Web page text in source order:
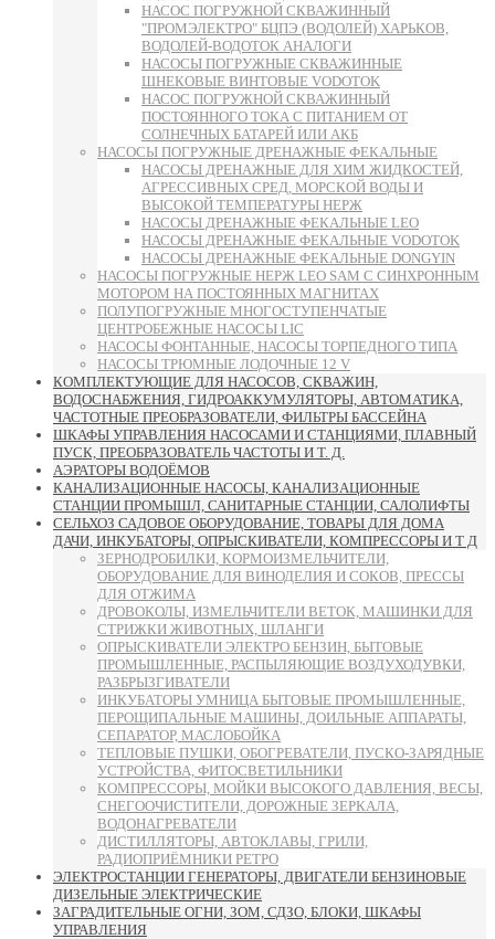
НАСОС ПОГРУЖНОЙ СКВАЖИННЫЙ
"ПРОМЭЛЕКТРО" БЦПЭ (ВОДОЛЕЙ) ХАРЬКОВ,
ВОДОЛЕЙ-ВОДОТОК АНАЛОГИ
НАСОСЫ ПОГРУЖНЫЕ СКВАЖИННЫЕ
ШНЕКОВЫЕ ВИНТОВЫЕ VODOTOK
НАСОС ПОГРУЖНОЙ СКВАЖИННЫЙ
ПОСТОЯННОГО ТОКА С ПИТАНИЕМ ОТ
СОЛНЕЧНЫХ БАТАРЕЙ ИЛИ АКБ
НАСОСЫ ПОГРУЖНЫЕ ДРЕНАЖНЫЕ ФЕКАЛЬНЫЕ
НАСОСЫ ДРЕНАЖНЫЕ ДЛЯ ХИМ ЖИДКОСТЕЙ,
АГРЕССИВНЫХ СРЕД, МОРСКОЙ ВОДЫ И
ВЫСОКОЙ ТЕМПЕРАТУРЫ НЕРЖ
НАСОСЫ ДРЕНАЖНЫЕ ФЕКАЛЬНЫЕ LEO
НАСОСЫ ДРЕНАЖНЫЕ ФЕКАЛЬНЫЕ VODOTOK
НАСОСЫ ДРЕНАЖНЫЕ ФЕКАЛЬНЫЕ DONGYIN
НАСОСЫ ПОГРУЖНЫЕ НЕРЖ LEO SAM С СИНХРОННЫМ
МОТОРОМ НА ПОСТОЯННЫХ МАГНИТАХ
ПОЛУПОГРУЖНЫЕ МНОГОСТУПЕНЧАТЫЕ
ЦЕНТРОБЕЖНЫЕ НАСОСЫ LIC
НАСОСЫ ФОНТАННЫЕ, НАСОСЫ ТОРПЕДНОГО ТИПА
НАСОСЫ ТРЮМНЫЕ ЛОДОЧНЫЕ 12 V
КОМПЛЕКТУЮЩИЕ ДЛЯ НАСОСОВ, СКВАЖИН,
ВОДОСНАБЖЕНИЯ, ГИДРОАККУМУЛЯТОРЫ, АВТОМАТИКА,
ЧАСТОТНЫЕ ПРЕОБРАЗОВАТЕЛИ, ФИЛЬТРЫ БАССЕЙНА
ШКАФЫ УПРАВЛЕНИЯ НАСОСАМИ И СТАНЦИЯМИ, ПЛАВНЫЙ
ПУСК, ПРЕОБРАЗОВАТЕЛЬ ЧАСТОТЫ И Т. Д.
АЭРАТОРЫ ВОДОЁМОВ
КАНАЛИЗАЦИОННЫЕ НАСОСЫ, КАНАЛИЗАЦИОННЫЕ
СТАНЦИИ ПРОМЫШЛ, САНИТАРНЫЕ СТАНЦИИ, САЛОЛИФТЫ
СЕЛЬХОЗ САДОВОЕ ОБОРУДОВАНИЕ, ТОВАРЫ ДЛЯ ДОМА
ДАЧИ, ИНКУБАТОРЫ, ОПРЫСКИВАТЕЛИ, КОМПРЕССОРЫ И Т Д
ЗЕРНОДРОБИЛКИ, КОРМОИЗМЕЛЬЧИТЕЛИ,
ОБОРУДОВАНИЕ ДЛЯ ВИНОДЕЛИЯ И СОКОВ, ПРЕССЫ
ДЛЯ ОТЖИМА
ДРОВОКОЛЫ, ИЗМЕЛЬЧИТЕЛИ ВЕТОК, МАШИНКИ ДЛЯ
СТРИЖКИ ЖИВОТНЫХ, ШЛАНГИ
ОПРЫСКИВАТЕЛИ ЭЛЕКТРО БЕНЗИН, БЫТОВЫЕ
ПРОМЫШЛЕННЫЕ, РАСПЫЛЯЮЩИЕ ВОЗДУХОДУВКИ,
РАЗБРЫЗГИВАТЕЛИ
ИНКУБАТОРЫ УМНИЦА БЫТОВЫЕ ПРОМЫШЛЕННЫЕ,
ПЕРОЩИПАЛЬНЫЕ МАШИНЫ, ДОИЛЬНЫЕ АППАРАТЫ,
СЕПАРАТОР, МАСЛОБОЙКА
ТЕПЛОВЫЕ ПУШКИ, ОБОГРЕВАТЕЛИ, ПУСКО-ЗАРЯДНЫЕ
УСТРОЙСТВА, ФИТОСВЕТИЛЬНИКИ
КОМПРЕССОРЫ, МОЙКИ ВЫСОКОГО ДАВЛЕНИЯ, ВЕСЫ,
СНЕГООЧИСТИТЕЛИ, ДОРОЖНЫЕ ЗЕРКАЛА,
ВОДОНАГРЕВАТЕЛИ
ДИСТИЛЛЯТОРЫ, АВТОКЛАВЫ, ГРИЛИ,
РАДИОПРИЁМНИКИ РЕТРО
ЭЛЕКТРОСТАНЦИИ ГЕНЕРАТОРЫ, ДВИГАТЕЛИ БЕНЗИНОВЫЕ
ДИЗЕЛЬНЫЕ ЭЛЕКТРИЧЕСКИЕ
ЗАГРАДИТЕЛЬНЫЕ ОГНИ, ЗОМ, СДЗО, БЛОКИ, ШКАФЫ
УПРАВЛЕНИЯ